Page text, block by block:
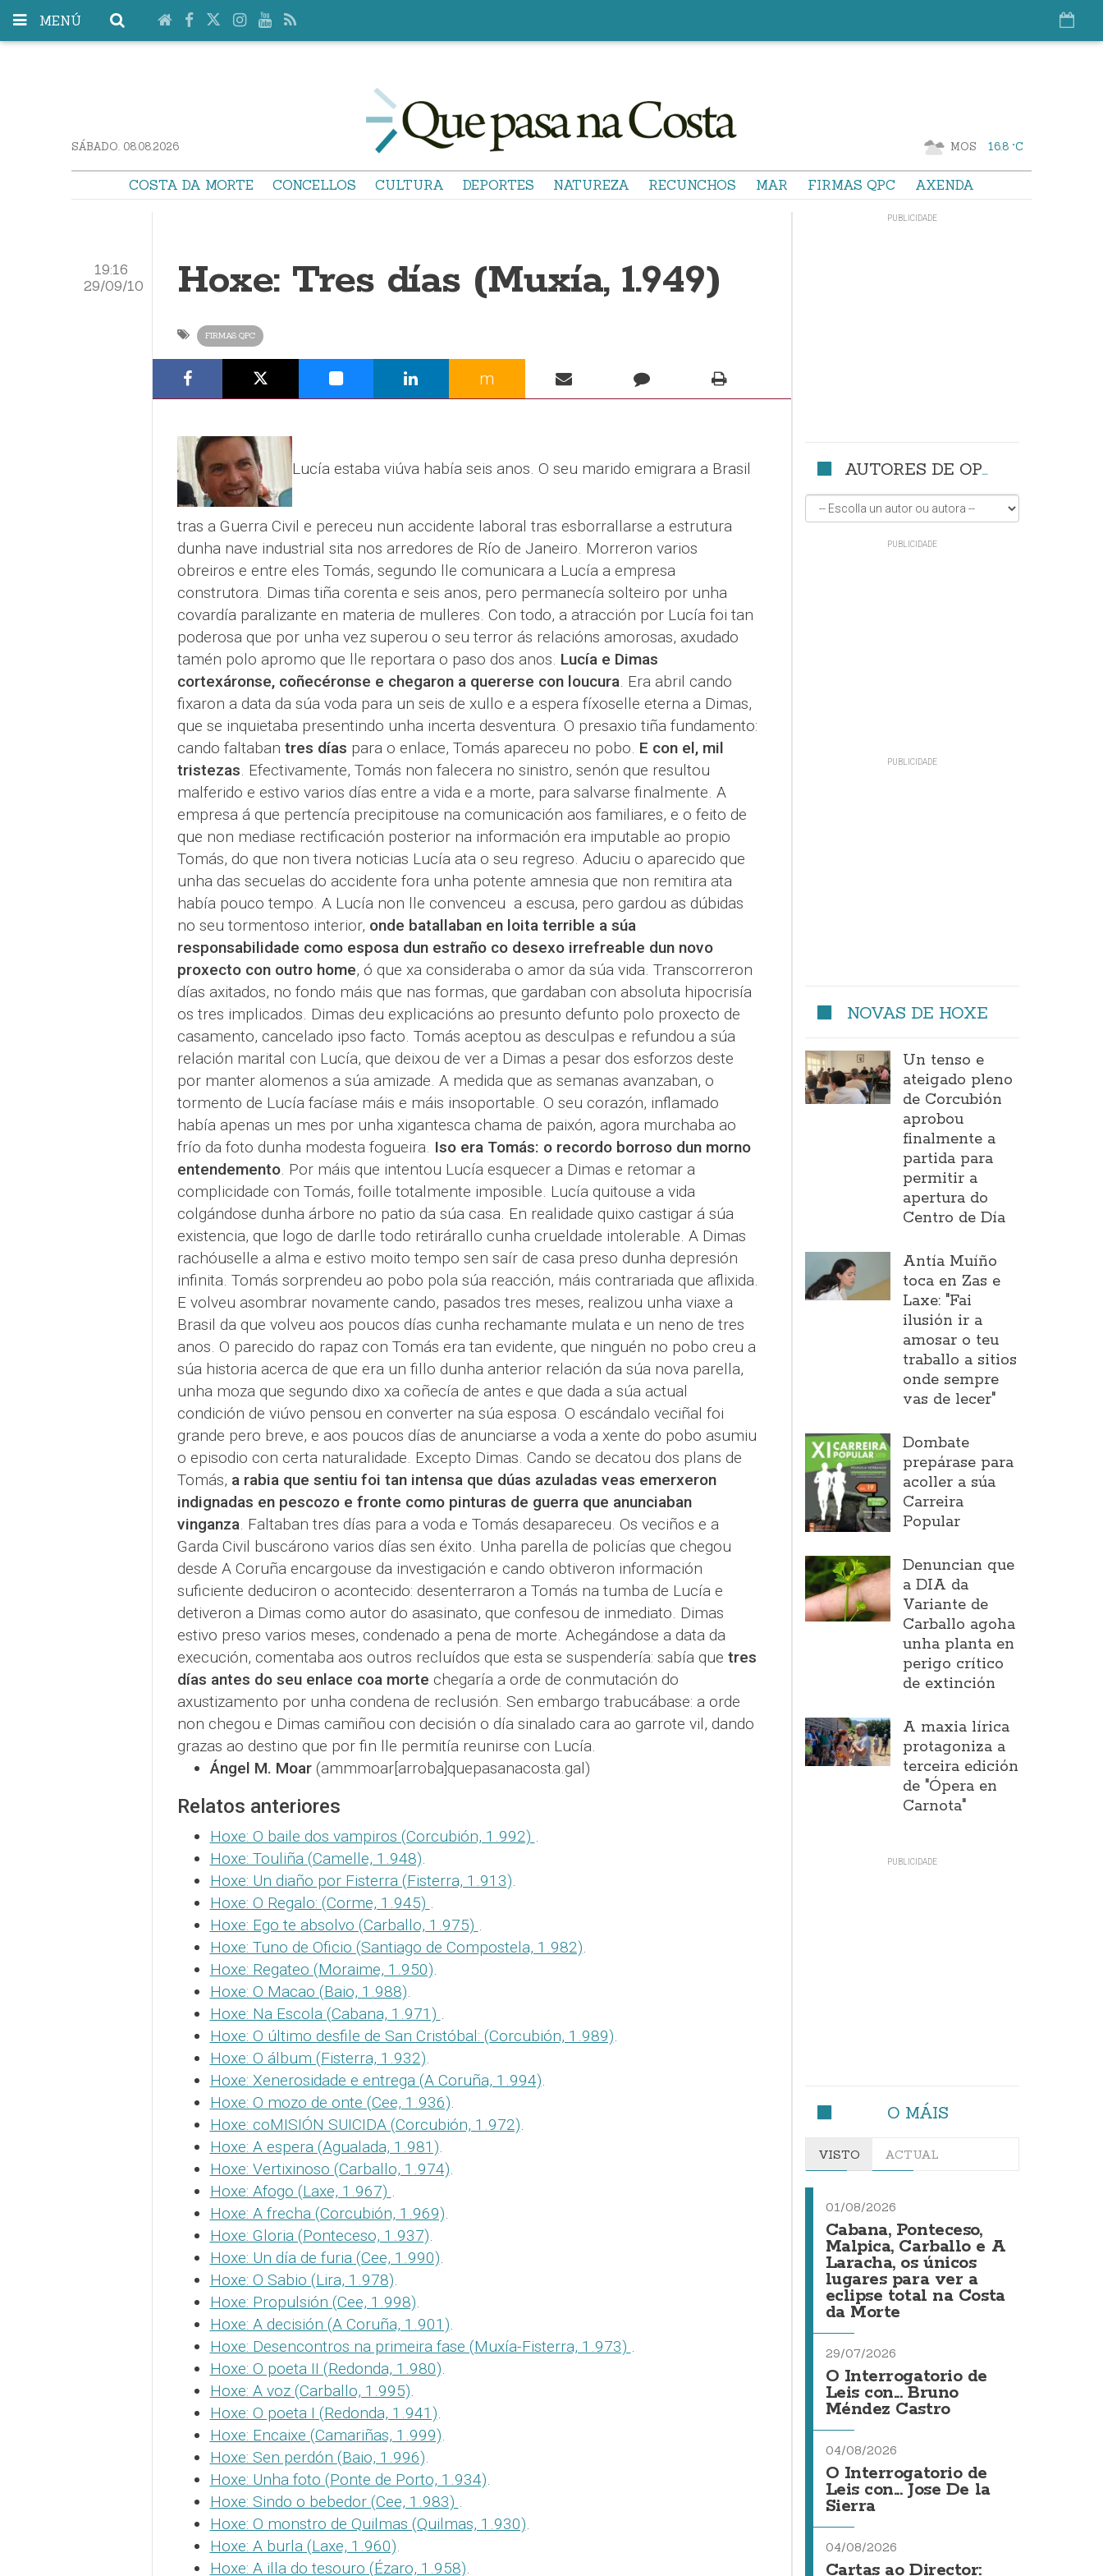
MENÚ
SÁBADO. 08.08.2026 MOS 16.8 °C
COSTA DA MORTE CONCELLOS CULTURA DEPORTES NATUREZA RECUNCHOS MAR FIRMAS QPC AXENDA
19:16
29/09/10
Hoxe: Tres días (Muxía, 1.949)
FIRMAS QPC
m
Lucía estaba viúva había seis anos. O seu marido emigrara a Brasil
tras a Guerra Civil e pereceu nun accidente laboral tras esborrallarse a estrutura
dunha nave industrial sita nos arredores de Río de Janeiro. Morreron varios
obreiros e entre eles Tomás, segundo lle comunicara a Lucía a empresa
construtora. Dimas tiña corenta e seis anos, pero permanecía solteiro por unha
covardía paralizante en materia de mulleres. Con todo, a atracción por Lucía foi tan
poderosa que por unha vez superou o seu terror ás relacións amorosas, axudado
tamén polo apromo que lle reportara o paso dos anos. Lucía e Dimas
cortexáronse, coñecéronse e chegaron a quererse con loucura. Era abril cando
fixaron a data da súa voda para un seis de xullo e a espera fíxoselle eterna a Dimas,
que se inquietaba presentindo unha incerta desventura. O presaxio tiña fundamento:
cando faltaban tres días para o enlace, Tomás apareceu no pobo. E con el, mil
tristezas. Efectivamente, Tomás non falecera no sinistro, senón que resultou
malferido e estivo varios días entre a vida e a morte, para salvarse finalmente. A
empresa á que pertencía precipitouse na comunicación aos familiares, e o feito de
que non mediase rectificación posterior na información era imputable ao propio
Tomás, do que non tivera noticias Lucía ata o seu regreso. Aduciu o aparecido que
unha das secuelas do accidente fora unha potente amnesia que non remitira ata
había pouco tempo. A Lucía non lle convenceu a escusa, pero gardou as dúbidas
no seu tormentoso interior, onde batallaban en loita terrible a súa
responsabilidade como esposa dun estraño co desexo irrefreable dun novo
proxecto con outro home, ó que xa consideraba o amor da súa vida. Transcorreron
días axitados, no fondo máis que nas formas, que gardaban con absoluta hipocrisía
os tres implicados. Dimas deu explicacións ao presunto defunto polo proxecto de
casamento, cancelado ipso facto. Tomás aceptou as desculpas e refundou a súa
relación marital con Lucía, que deixou de ver a Dimas a pesar dos esforzos deste
por manter alomenos a súa amizade. A medida que as semanas avanzaban, o
tormento de Lucía facíase máis e máis insoportable. O seu corazón, inflamado
había apenas un mes por unha xigantesca chama de paixón, agora murchaba ao
frío da foto dunha modesta fogueira. Iso era Tomás: o recordo borroso dun morno
entendemento. Por máis que intentou Lucía esquecer a Dimas e retomar a
complicidade con Tomás, foille totalmente imposible. Lucía quitouse a vida
colgándose dunha árbore no patio da súa casa. En realidade quixo castigar á súa
existencia, que logo de darlle todo retirárallo cunha crueldade intolerable. A Dimas
rachóuselle a alma e estivo moito tempo sen saír de casa preso dunha depresión
infinita. Tomás sorprendeu ao pobo pola súa reacción, máis contrariada que aflixida.
E volveu asombrar novamente cando, pasados tres meses, realizou unha viaxe a
Brasil da que volveu aos poucos días cunha rechamante mulata e un neno de tres
anos. O parecido do rapaz con Tomás era tan evidente, que ninguén no pobo creu a
súa historia acerca de que era un fillo dunha anterior relación da súa nova parella,
unha moza que segundo dixo xa coñecía de antes e que dada a súa actual
condición de viúvo pensou en converter na súa esposa. O escándalo veciñal foi
grande pero breve, e aos poucos días de anunciarse a voda a xente do pobo asumiu
o episodio con certa naturalidade. Excepto Dimas. Cando se decatou dos plans de
Tomás, a rabia que sentiu foi tan intensa que dúas azuladas veas emerxeron
indignadas en pescozo e fronte como pinturas de guerra que anunciaban
vinganza. Faltaban tres días para a voda e Tomás desapareceu. Os veciños e a
Garda Civil buscárono varios días sen éxito. Unha parella de policías que chegou
desde A Coruña encargouse da investigación e cando obtiveron información
suficiente deduciron o acontecido: desenterraron a Tomás na tumba de Lucía e
detiveron a Dimas como autor do asasinato, que confesou de inmediato. Dimas
estivo preso varios meses, condenado a pena de morte. Achegándose a data da
execución, comentaba aos outros recluídos que esta se suspendería: sabía que tres
días antes do seu enlace coa morte chegaría a orde de conmutación do
axustizamento por unha condena de reclusión. Sen embargo trabucábase: a orde
non chegou e Dimas camiñou con decisión o día sinalado cara ao garrote vil, dando
grazas ao destino que por fin lle permitía reunirse con Lucía.
Ángel M. Moar(ammmoar[arroba]quepasanacosta.gal)
Relatos anteriores
Hoxe: O baile dos vampiros (Corcubión, 1.992) .
Hoxe: Touliña (Camelle, 1.948).
Hoxe: Un diaño por Fisterra (Fisterra, 1.913).
Hoxe: O Regalo: (Corme, 1.945) .
Hoxe: Ego te absolvo (Carballo, 1.975) .
Hoxe: Tuno de Oficio (Santiago de Compostela, 1.982).
Hoxe: Regateo (Moraime, 1.950).
Hoxe: O Macao (Baio, 1.988).
Hoxe: Na Escola (Cabana, 1.971) .
Hoxe: O último desfile de San Cristóbal: (Corcubión, 1.989).
Hoxe: O álbum (Fisterra, 1.932).
Hoxe: Xenerosidade e entrega (A Coruña, 1.994).
Hoxe: O mozo de onte (Cee, 1.936).
Hoxe: coMISIÓN SUICIDA (Corcubión, 1.972).
Hoxe: A espera (Agualada, 1.981).
Hoxe: Vertixinoso (Carballo, 1.974).
Hoxe: Afogo (Laxe, 1.967) .
Hoxe: A frecha (Corcubión, 1.969).
Hoxe: Gloria (Ponteceso, 1.937).
Hoxe: Un día de furia (Cee, 1.990).
Hoxe: O Sabio (Lira, 1.978).
Hoxe: Propulsión (Cee, 1.998).
Hoxe: A decisión (A Coruña, 1.901).
Hoxe: Desencontros na primeira fase (Muxía-Fisterra, 1.973) .
Hoxe: O poeta II (Redonda, 1.980).
Hoxe: A voz (Carballo, 1.995).
Hoxe: O poeta I (Redonda, 1.941).
Hoxe: Encaixe (Camariñas, 1.999).
Hoxe: Sen perdón (Baio, 1.996).
Hoxe: Unha foto (Ponte de Porto, 1.934).
Hoxe: Sindo o bebedor (Cee, 1.983) .
Hoxe: O monstro de Quilmas (Quilmas, 1.930).
Hoxe: A burla (Laxe, 1.960).
Hoxe: A illa do tesouro (Ézaro, 1.958).
AUTORES DE OPINIÓN
NOVAS DE HOXE
Un tenso e
ateigado pleno
de Corcubión
aprobou
finalmente a
partida para
permitir a
apertura do
Centro de Día
Antía Muíño
toca en Zas e
Laxe: "Fai
ilusión ir a
amosar o teu
traballo a sitios
onde sempre
vas de lecer"
Dombate
prepárase para
acoller a súa
Carreira
Popular
Denuncian que
a DIA da
Variante de
Carballo agoha
unha planta en
perigo crítico
de extinción
A maxia lírica
protagoniza a
terceira edición
de "Ópera en
Carnota"
O MÁIS
VISTO ACTUAL
01/08/2026
Cabana, Ponteceso,
Malpica, Carballo e A
Laracha, os únicos
lugares para ver a
eclipse total na Costa
da Morte
29/07/2026
O Interrogatorio de
Leis con... Bruno
Méndez Castro
04/08/2026
O Interrogatorio de
Leis con... Jose De la
Sierra
04/08/2026
Cartas ao Director: